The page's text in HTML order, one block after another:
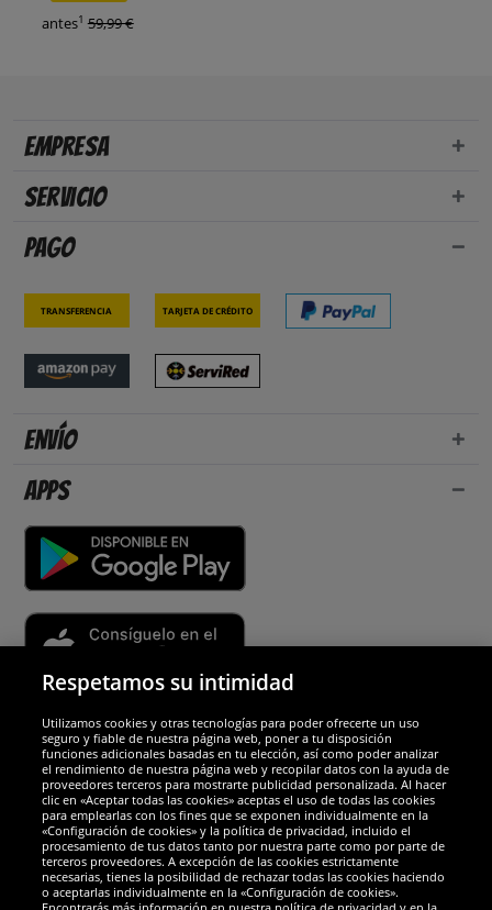
antes1 59,99 €
Empresa
Servicio
Pago
Transferencia Tarjeta de crédito
Envío
Apps
Socios y seguridad
Galardones
Respetamos su intimidad
Utilizamos cookies y otras tecnologías para poder ofrecerte un uso
seguro y fiable de nuestra página web, poner a tu disposición
funciones adicionales basadas en tu elección, así como poder analizar
el rendimiento de nuestra página web y recopilar datos con la ayuda de
proveedores terceros para mostrarte publicidad personalizada. Al hacer
clic en «Aceptar todas las cookies» aceptas el uso de todas las cookies
para emplearlas con los fines que se exponen individualmente en la
«Configuración de cookies» y la política de privacidad, incluido el
procesamiento de tus datos tanto por nuestra parte como por parte de
terceros proveedores. A excepción de las cookies estrictamente
necesarias, tienes la posibilidad de rechazar todas las cookies haciendo
o aceptarlas individualmente en la «Configuración de cookies».